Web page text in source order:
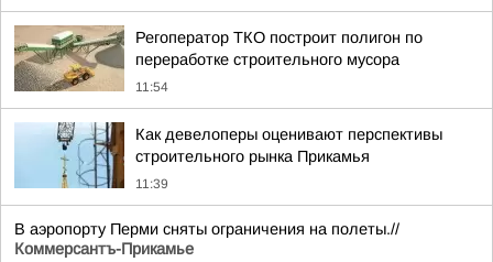
Регоператор ТКО построит полигон по
переработке строительного мусора
11:54
Как девелоперы оценивают перспективы
строительного рынка Прикамья
11:39
В аэропорту Перми сняты ограничения на полеты.//
Коммерсантъ-Прикамье